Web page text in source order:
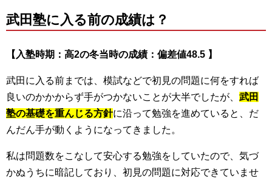
武田塾に入る前の成績は？
【入塾時期：高2の冬当時の成績：偏差値48.5 】
武田に入る前までは、模試などで初見の問題に何をすれば
良いのかかからず手がつかないことが大半でしたが、 武田
塾の基礎を重んじる方針に沿って勉強を進めていると、だ
んだん手が動くようになってきました。
私は問題数をこなして安心する勉強をしていたので、気づ
かぬうちに暗記しており、初見の問題に対応できていませ